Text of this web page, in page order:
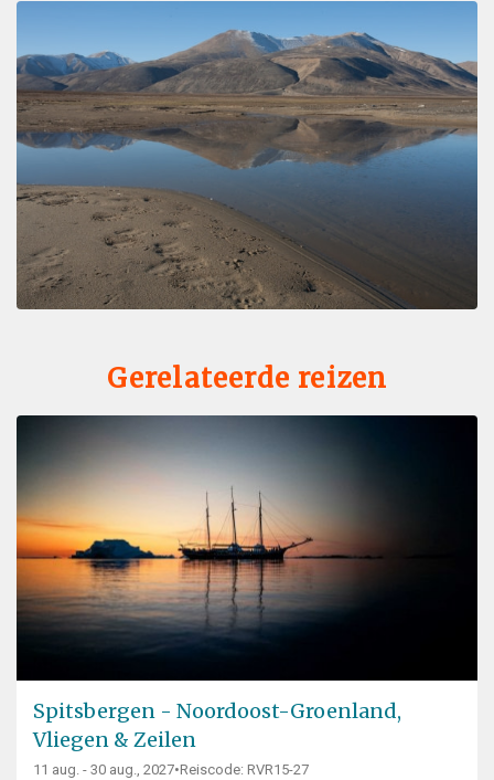
Gerelateerde reizen
Spitsbergen - Noordoost-Groenland,
Vliegen & Zeilen
11 aug. - 30 aug., 2027•Reiscode: RVR15-27